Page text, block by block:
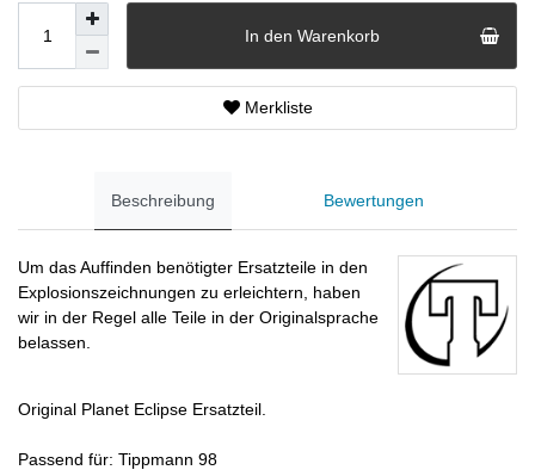
In den Warenkorb
Merkliste
Beschreibung Bewertungen
Um das Auffinden benötigter Ersatzteile in den
Explosionszeichnungen zu erleichtern,
haben
wir in der Regel alle Teile in der Originalsprache
belassen.
Original Planet Eclipse Ersatzteil.
Passend für: Tippmann 98